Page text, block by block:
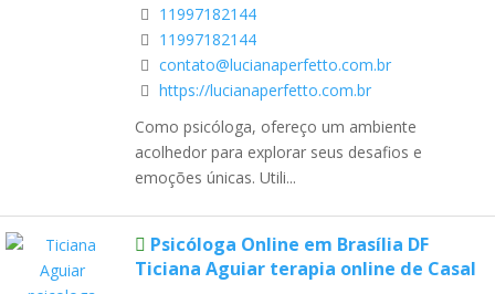
11997182144
11997182144
contato@lucianaperfetto.com.br
https://lucianaperfetto.com.br
Como psicóloga, ofereço um ambiente
acolhedor para explorar seus desafios e
emoções únicas. Utili...
Psicóloga Online em Brasília DF
Ticiana Aguiar terapia online de Casal